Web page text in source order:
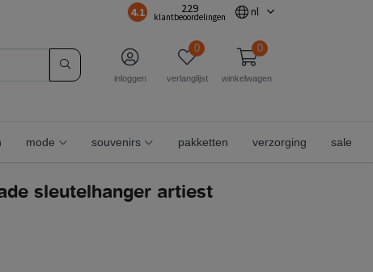
4.1 229
klantbeoordelingen nl
inloggen
0
verlanglijst
0
winkelwagen
mode souvenirs pakketten verzorging sale
sleutelhanger artiest